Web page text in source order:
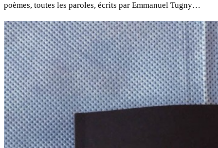
poèmes, toutes les paroles, écrits par Emmanuel Tugny…